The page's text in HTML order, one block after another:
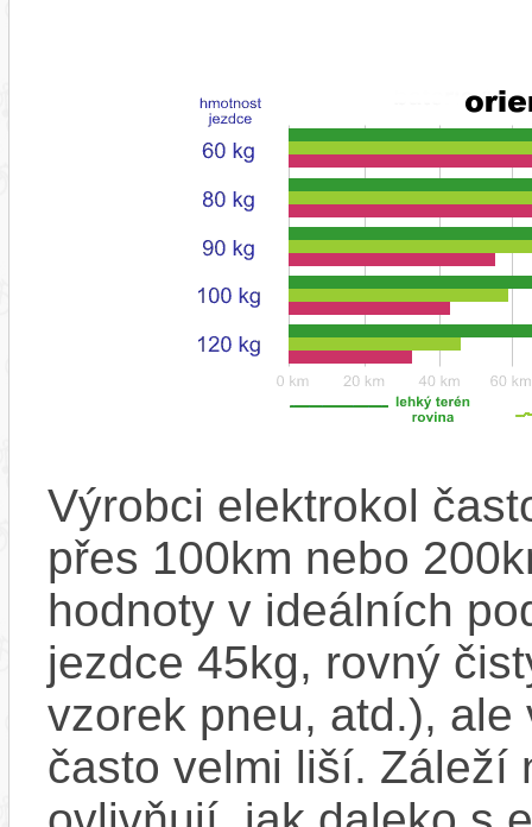
Výrobci elektrokol
přes 100km nebo
hodnoty v ideálních
jezdce 45kg, rovný
vzorek pneu, atd.),
často velmi liší. Záleží